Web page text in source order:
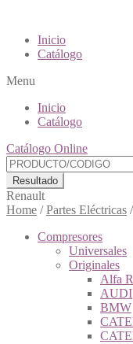
Inicio
Catálogo
Menu
Inicio
Catálogo
Catálogo Online
Resultado
Renault
Home /Partes Eléctricas /
Compresores
Universales
Originales
Alfa
AUDI
BMW